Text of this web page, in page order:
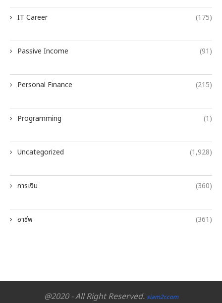
IT Career (175)
Passive Income (91)
Personal Finance (215)
Programming (1)
Uncategorized (1,928)
การเงิน (360)
อาชีพ (361)
@2020 - All Right Reserved. siam2r.com